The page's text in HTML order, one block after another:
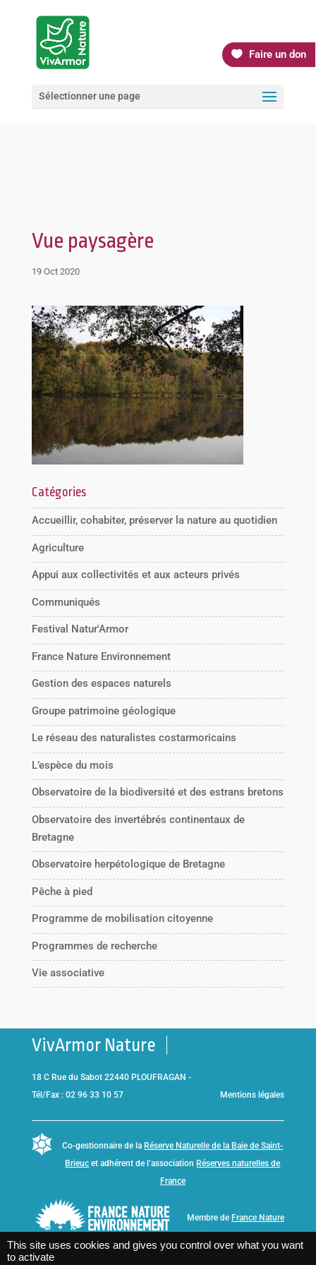
Faire un don
Sélectionner une page
Vue paysagère
19 Oct 2020
Catégories
Accueillir, cohabiter, préserver la nature au quotidien
Agriculture
Appui aux collectivités et aux acteurs privés
Communiqués
Festival Natur'Armor
France Nature Environnement
Gestion des espaces naturels
Groupe patrimoine géologique
Le réseau des naturalistes costarmoricains
L’espèce du mois
Observatoire de la biodiversité et des estrans bretons
Observatoire des invertébrés continentaux de
Bretagne
Observatoire herpétologique de Bretagne
Pêche à pied
Programme de mobilisation citoyenne
Programmes de recherche
Vie associative
VivArmor Nature
18 C Rue du Sabot 22440 PLOUFRAGAN -
Tél/Fax : 02 96 33 10 57
Mentions légales
Co-gestionnaire de la Réserve Naturelle de la Baie de Saint-
Brieuc et adhérent de l’association Réserves naturelles de
France
Membre de France Nature
This site uses cookies and gives you control over what you want
to activate